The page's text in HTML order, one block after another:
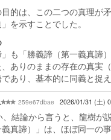
的は、この二つの真理が
」を示すことでした。
」も「勝義諦（第一義真諦
ありのままの存在の真実
あり、基本的に同義と捉
259e67dbae 2026/01/31 (土)
、結論から言うと、龍樹が
義真諦）」は、ほぼ同一の